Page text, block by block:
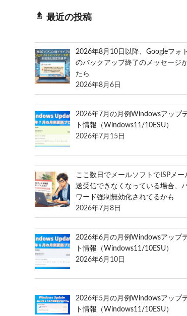
最近の投稿
2026年8月10日以降、Googleフォ
のバックアップ終了のメッセージ
たら
2026年8月6日
2026年7月の月例Windowsアップ
ト情報（Windows11/10ESU）
2026年7月15日
ここ数日でメールソフトでISPメー
送受信できなくなっている場合、
ワード強制無効化されてるかも
2026年7月8日
2026年6月の月例Windowsアップ
ト情報（Windows11/10ESU）
2026年6月10日
2026年5月の月例Windowsアップ
ト情報（Windows11/10ESU）